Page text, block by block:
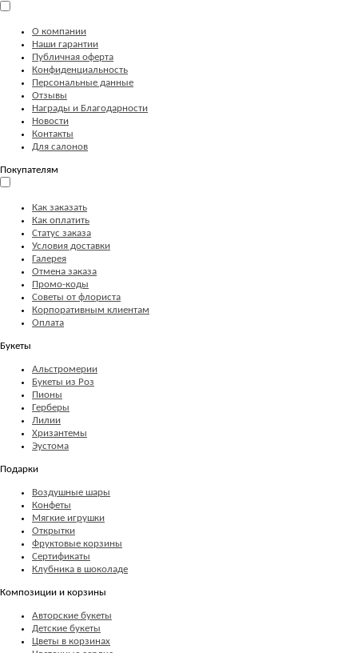
О компании
Наши гарантии
Публичная оферта
Конфиденциальность
Персональные данные
Отзывы
Награды и Благодарности
Новости
Контакты
Для салонов
Покупателям
Как заказать
Как оплатить
Статус заказа
Условия доставки
Галерея
Отмена заказа
Промо-коды
Советы от флориста
Корпоративным клиентам
Оплата
Букеты
Альстромерии
Букеты из Роз
Пионы
Герберы
Лилии
Хризантемы
Эустома
Подарки
Воздушные шары
Конфеты
Мягкие игрушки
Открытки
Фруктовые корзины
Сертификаты
Клубника в шоколаде
Композиции и корзины
Авторские букеты
Детские букеты
Цветы в корзинах